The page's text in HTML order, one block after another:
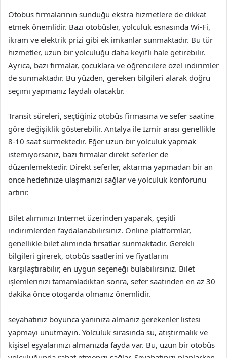
Otobüs firmalarının sunduğu ekstra hizmetlere de dikkat
etmek önemlidir. Bazı otobüsler, yolculuk esnasında Wi-Fi,
ikram ve elektrik prizi gibi ek imkanlar sunmaktadır. Bu tür
hizmetler, uzun bir yolculuğu daha keyifli hale getirebilir.
Ayrıca, bazı firmalar, çocuklara ve öğrencilere özel indirimler
de sunmaktadır. Bu yüzden, gereken bilgileri alarak doğru
seçimi yapmanız faydalı olacaktır.
Transit süreleri, seçtiğiniz otobüs firmasına ve sefer saatine
göre değişiklik gösterebilir. Antalya ile İzmir arası genellikle
8-10 saat sürmektedir. Eğer uzun bir yolculuk yapmak
istemiyorsanız, bazı firmalar direkt seferler de
düzenlemektedir. Direkt seferler, aktarma yapmadan bir an
önce hedefinize ulaşmanızı sağlar ve yolculuk konforunu
artırır.
Bilet alımınızı Internet üzerinden yaparak, çeşitli
indirimlerden faydalanabilirsiniz. Online platformlar,
genellikle bilet alımında fırsatlar sunmaktadır. Gerekli
bilgileri girerek, otobüs saatlerini ve fiyatlarını
karşılaştırabilir, en uygun seçeneği bulabilirsiniz. Bilet
işlemlerinizi tamamladıktan sonra, sefer saatinden en az 30
dakika önce otogarda olmanız önemlidir.
seyahatiniz boyunca yanınıza almanız gerekenler listesi
yapmayı unutmayın. Yolculuk sırasında su, atıştırmalık ve
kişisel eşyalarınızı almanızda fayda var. Bu, uzun bir otobüs